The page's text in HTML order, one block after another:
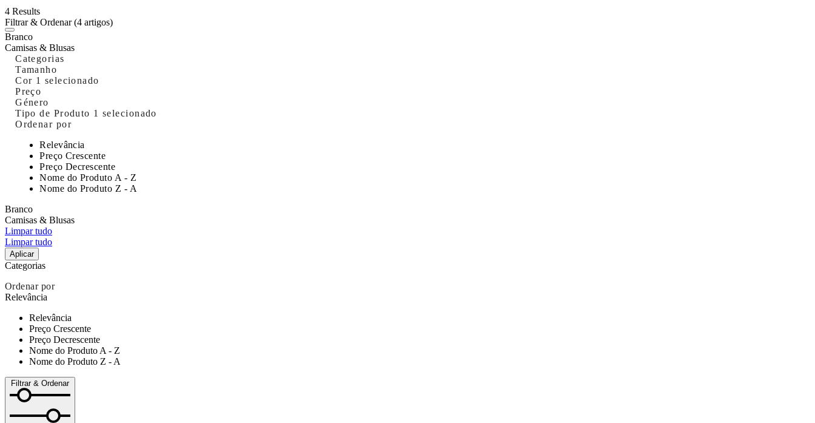
4 Results
Filtrar & Ordenar(4 artigos)
Branco
Camisas & Blusas
Categorias
Tamanho
Cor 1 selecionado
Preço
Género
Tipo de Produto 1 selecionado
Ordenar por
Relevância
Preço Crescente
Preço Decrescente
Nome do Produto A - Z
Nome do Produto Z - A
Branco
Camisas & Blusas
Limpar tudo
Limpar tudo
Aplicar
Categorias
Ordenar por
Relevância
Relevância
Preço Crescente
Preço Decrescente
Nome do Produto A - Z
Nome do Produto Z - A
Filtrar & Ordenar